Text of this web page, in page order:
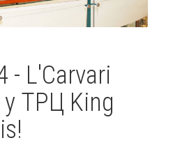
- L'Carvari
у ТРЦ King